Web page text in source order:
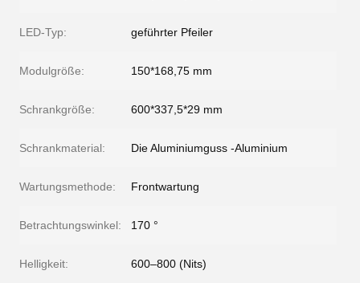
LED-Typ: geführter Pfeiler
Modulgröße: 150*168,75 mm
Schrankgröße: 600*337,5*29 mm
Schrankmaterial: Die Aluminiumguss -Aluminium
Wartungsmethode: Frontwartung
Betrachtungswinkel: 170 °
Helligkeit: 600–800 (Nits)